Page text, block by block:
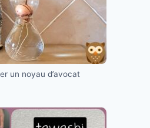
un noyau d’avocat